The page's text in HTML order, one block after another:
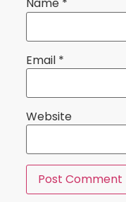
Name *
Email *
Website